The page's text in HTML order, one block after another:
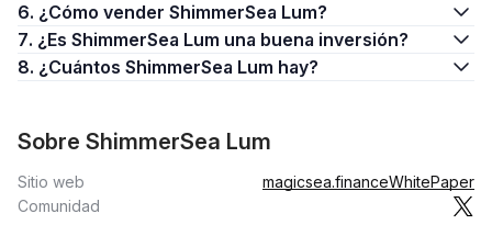
6. ¿Cómo vender ShimmerSea Lum?
7. ¿Es ShimmerSea Lum una buena inversión?
8. ¿Cuántos ShimmerSea Lum hay?
Sobre ShimmerSea Lum
Sitio web magicsea.financeWhitePaper
Comunidad